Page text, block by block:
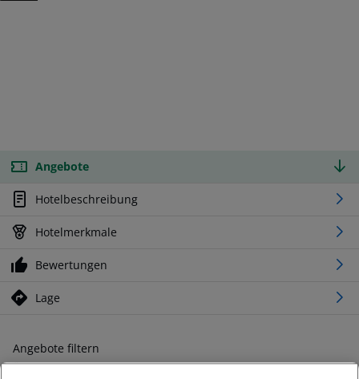
Angebote
Hotelbeschreibung
Hotelmerkmale
Bewertungen
Lage
Angebote filtern
Ändern Sie Ihre Kriterien nach Ihren Wünschen